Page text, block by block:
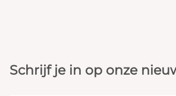
Schrijf je in op onze